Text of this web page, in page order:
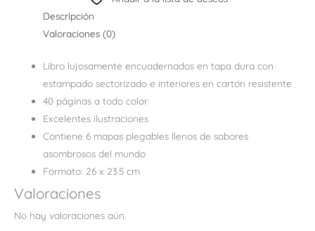
Descripción
Valoraciones (0)
Libro lujosamente encuadernados en tapa dura con
estampado sectorizado e interiores en cartón resistente
40 páginas a todo color
Excelentes ilustraciones
Contiene 6 mapas plegables llenos de sabores
asombrosos del mundo
Formato: 26 x 23.5 cm
Valoraciones
No hay valoraciones aún.